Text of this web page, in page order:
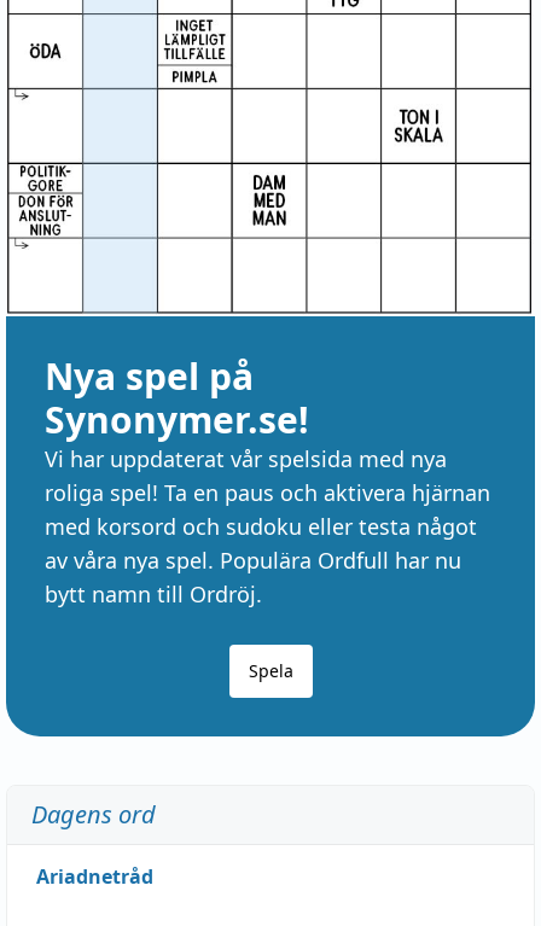
Nya spel på
Synonymer.se!
Vi har uppdaterat vår spelsida med nya
roliga spel! Ta en paus och aktivera hjärnan
med korsord och sudoku eller testa något
av våra nya spel. Populära Ordfull har nu
bytt namn till Ordröj.
Spela
Dagens ord
Ariadnetråd